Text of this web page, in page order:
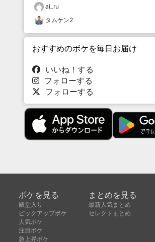
ai_ru
タムケン2
おすすめのボケを毎日お届け
いいね！する
フォローする
フォローする
ボケを見る
殿堂入り
ピックアップボケ
人気ボケ
注目ボケ
急上昇ボケ
まとめを見る
最新人気まとめ
セレクトまとめ